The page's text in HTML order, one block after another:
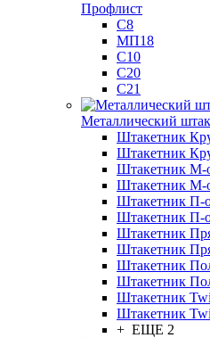
Профлист
С8
МП18
С10
С20
С21
Металлический
Штакетник
Штакетник
Штакетник М-
Штакетник М-
Штакетник П-
Штакетник П-
Штакетник
Штакетник
Штакетник
Штакетник
Штакетник
Штакетник
+ ЕЩЕ 2